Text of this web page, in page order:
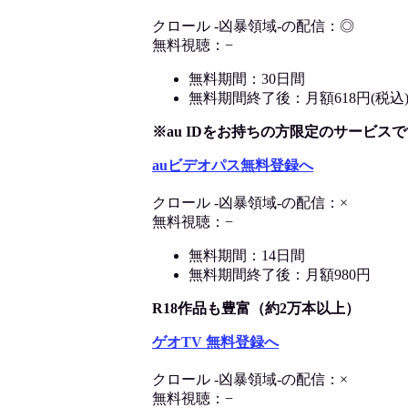
クロール -凶暴領域-の配信：◎
無料視聴：−
無料期間：30日間
無料期間終了後：月額618円(税込)
※au IDをお持ちの方限定のサービス
auビデオパス無料登録へ
クロール -凶暴領域-の配信：×
無料視聴：−
無料期間：14日間
無料期間終了後：月額980円
R18作品も豊富（約2万本以上）
ゲオTV 無料登録へ
クロール -凶暴領域-の配信：×
無料視聴：−